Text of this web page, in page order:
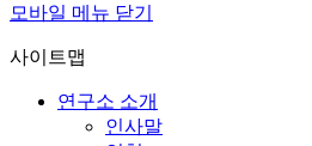
모바일 메뉴 닫기
사이트맵
연구소 소개
인사말